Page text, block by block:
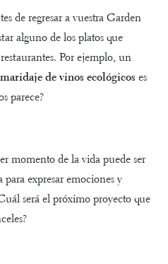
de regresar a vuestra Garden
alguno de los platos que
. Por ejemplo, un
de vinos ecológicos es
parece?
momento de la vida puede ser
expresar emociones y
será el próximo proyecto que